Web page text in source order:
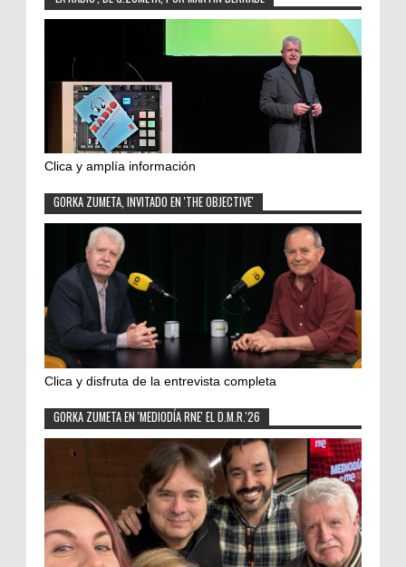
Clica y amplía información
GORKA ZUMETA, INVITADO EN 'THE OBJECTIVE'
Clica y disfruta de la entrevista completa
GORKA ZUMETA EN 'MEDIODÍA RNE' EL D.M.R.'26